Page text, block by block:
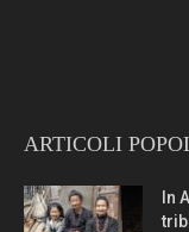
ARTICOLI
In